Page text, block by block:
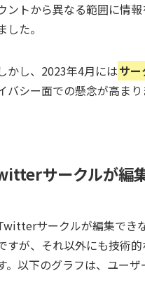
ントから異なる範囲に情
した。
かし、2023年4月にはサ
バシー面での懸念が高ま
サークルが編
サークルが編集でき
すが、それ以外にも技術
。以下のグラフは、ユー